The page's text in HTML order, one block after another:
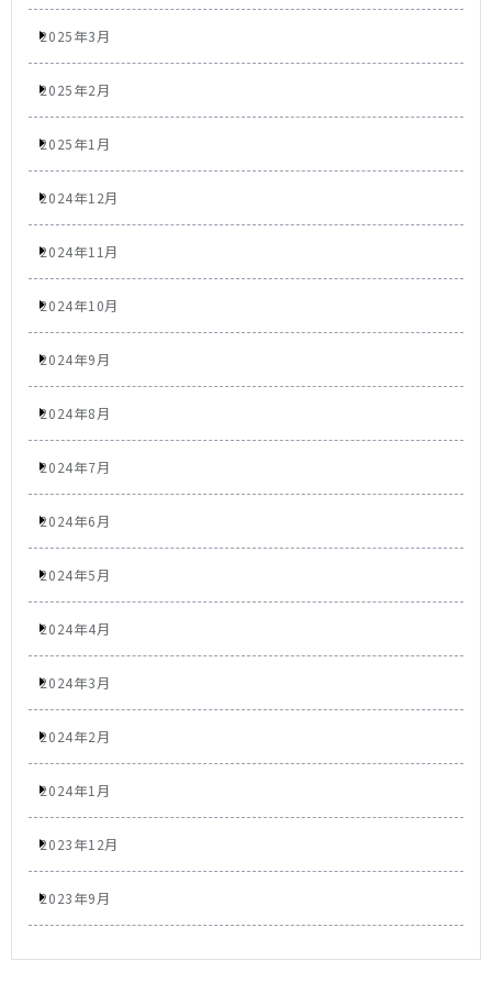
2025年3月
2025年2月
2025年1月
2024年12月
2024年11月
2024年10月
2024年9月
2024年8月
2024年7月
2024年6月
2024年5月
2024年4月
2024年3月
2024年2月
2024年1月
2023年12月
2023年9月